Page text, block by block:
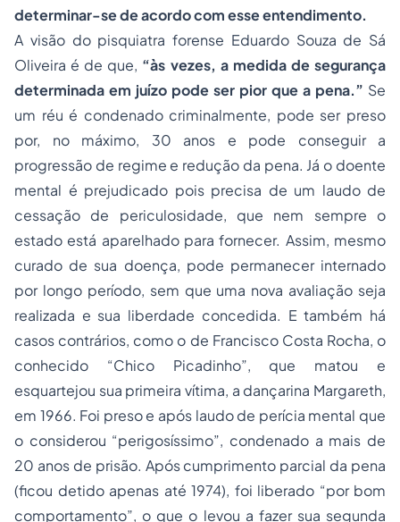
determinar-se de acordo com esse entendimento.
A visão do pisquiatra forense Eduardo Souza de Sá
Oliveira é de que, “às vezes, a medida de segurança
determinada em juízo pode ser pior que a pena.” Se
um réu é condenado criminalmente, pode ser preso
por, no máximo, 30 anos e pode conseguir a
progressão de regime e redução da pena. Já o doente
mental é prejudicado pois precisa de um laudo de
cessação de periculosidade, que nem sempre o
estado está aparelhado para fornecer. Assim, mesmo
curado de sua doença, pode permanecer internado
por longo período, sem que uma nova avaliação seja
realizada e sua liberdade concedida. E também há
casos contrários, como o de Francisco Costa Rocha, o
conhecido “Chico Picadinho”, que matou e
esquartejou sua primeira vítima, a dançarina Margareth,
em 1966. Foi preso e após laudo de perícia mental que
o considerou “perigosíssimo”, condenado a mais de
20 anos de prisão. Após cumprimento parcial da pena
(ficou detido apenas até 1974), foi liberado “por bom
comportamento”, o que o levou a fazer sua segunda